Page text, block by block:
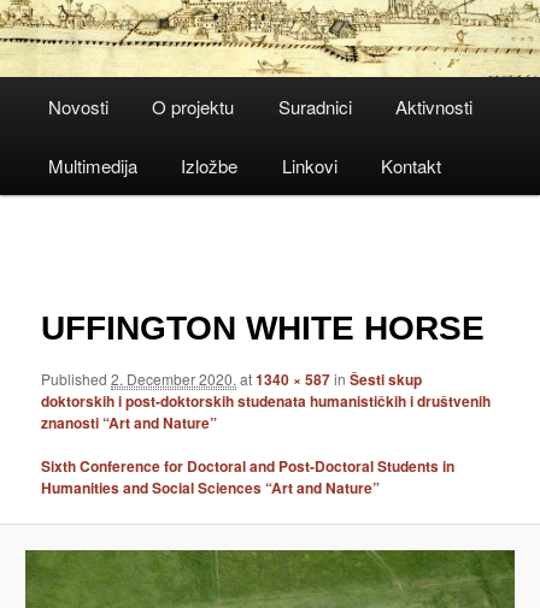
Novosti O projektu Suradnici Aktivnosti
Multimedija Izložbe Linkovi Kontakt
UFFINGTON WHITE HORSE
Published2. December 2020. at1340 × 587inŠesti skup
doktorskih i post-doktorskih studenata humanističkih i društvenih
znanosti “Art and Nature”
Sixth Conference for Doctoral and Post-Doctoral Students in
Humanities and Social Sciences “Art and Nature”